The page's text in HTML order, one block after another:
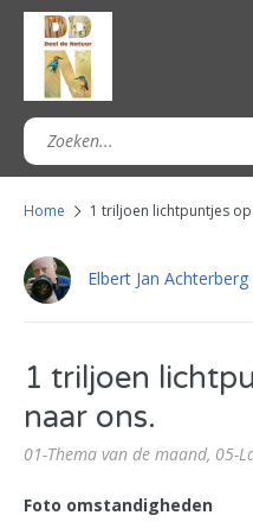
Home 1 triljoen lichtpuntjes
Elbert Jan Achterberg
1 triljoen
naar ons.
01-Thema van de maand, 05-
Foto omstandigheden